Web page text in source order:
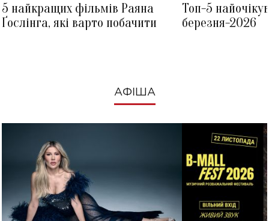
5 найкращих фільмів Раяна
Ґослінга, які варто побачити
Топ-5
березня-2026
АФІША